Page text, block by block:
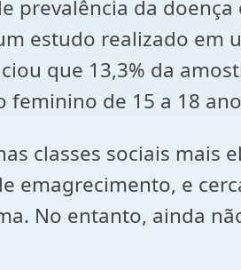
da
estudo realizado em
que 13,3% da
de 15 a 18
classes sociais mais
emagrecimento, e
No entanto, ainda